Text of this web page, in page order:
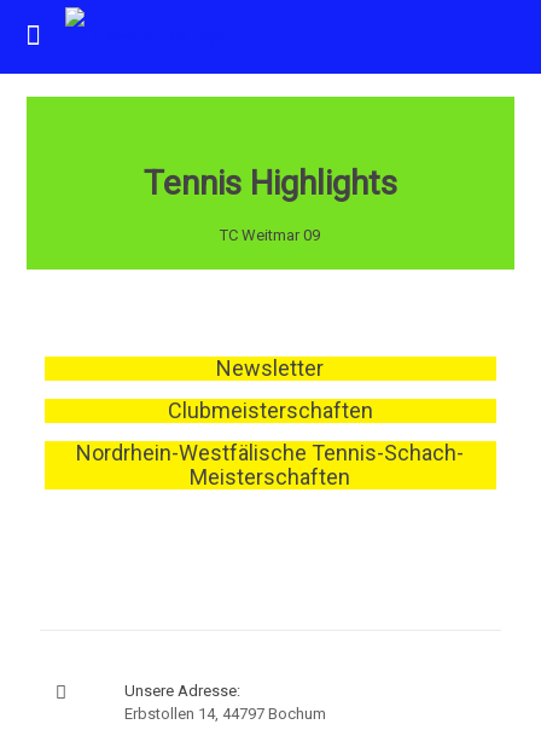
Tennis Highlights
TC Weitmar 09
Newsletter
Clubmeisterschaften
Nordrhein-Westfälische Tennis-Schach-
Meisterschaften
Unsere Adresse:
Erbstollen 14, 44797 Bochum